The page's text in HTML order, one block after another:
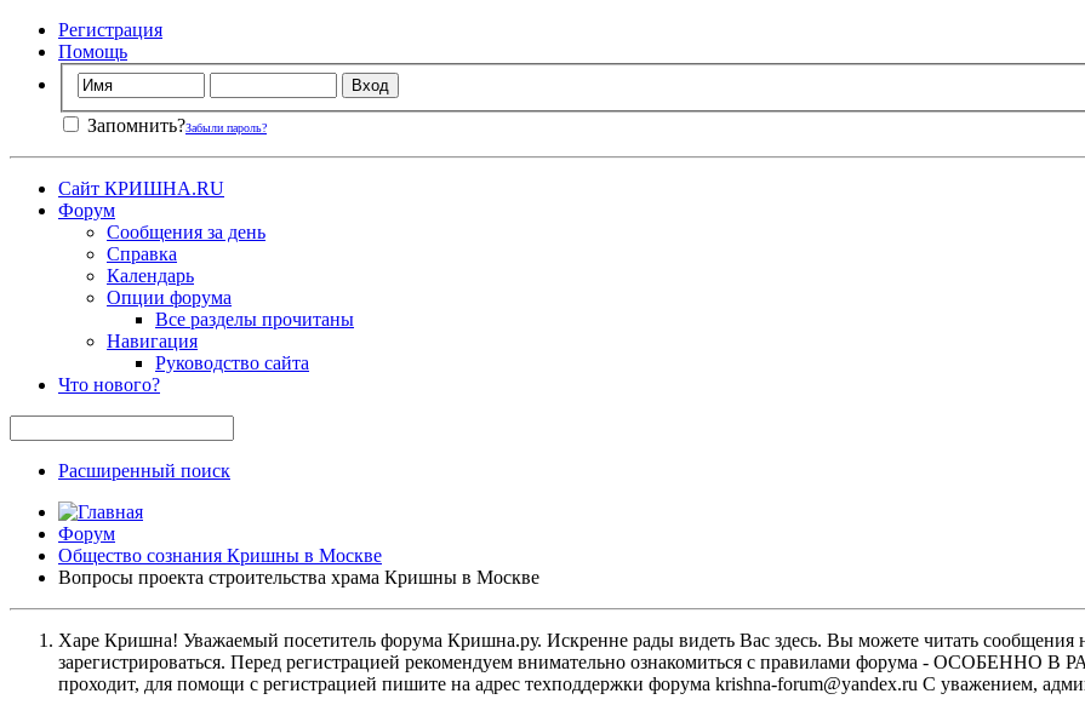
Регистрация
Помощь
Запомнить?Забыли пароль?
Сайт КРИШНА.RU
Форум
Сообщения за день
Справка
Календарь
Опции форума
Все разделы прочитаны
Навигация
Руководство сайта
Что нового?
Расширенный поиск
Форум
Общество сознания Кришны в Москве
Вопросы проекта строительства храма Кришны в Москве
Харе Кришна! Уважаемый посетитель форума Кришна.ру. Искренне рады видеть Вас здесь. Вы можете читать сообщения
зарегистрироваться. Перед регистрацией рекомендуем внимательно ознакомиться с правилами форума -
проходит, для помощи с регистрацией пишите на адрес техподдержки форума krishna-forum@yandex.ru С уважением,